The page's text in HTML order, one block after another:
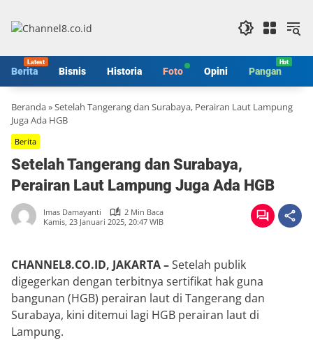
konten
Berita Bisnis Historia Foto Opini Pangan
Beranda»Setelah Tangerang dan Surabaya, Perairan Laut Lampung
Juga Ada HGB
Berita
Setelah Tangerang dan Surabaya,
Perairan Laut Lampung Juga Ada HGB
Imas Damayanti
2 Min Baca
Kamis, 23 Januari 2025, 20:47 WIB
CHANNEL8.CO.ID, JAKARTA –Setelah publik
digegerkan dengan terbitnya sertifikat hak guna
bangunan (HGB) perairan laut di Tangerang dan
Surabaya, kini ditemui lagi HGB perairan laut di
Lampung.